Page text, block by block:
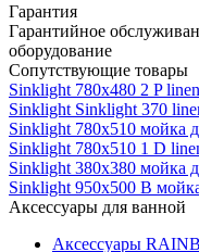
Гарантия
Гарантийное
оборудование
Сопутствующие товары
Sinklight 780x480 2 P
Sinklight Sinklight 370
Sinklight 780x510 мойка
Sinklight 780x510 1 D
Sinklight 380x380 мойка
Sinklight 950x500 B
Аксессуары для ванной
Аксессуары